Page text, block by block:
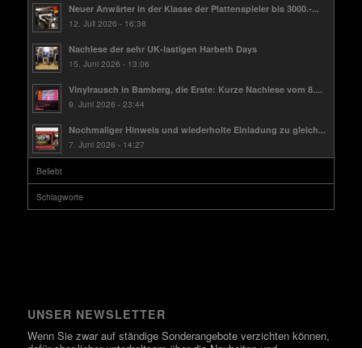
Neuer Anwärter in der Klasse der Plattenspieler bis 3000.-...
12. Juli 2026 - 16:38
Nachlese der sehr UK-lastigen Harbeth Days
15. Juni 2026 - 13:06
Vinylrausch in Bamberg, die Erste: Kurze Nachlese vom 8....
9. Juni 2026 - 23:44
Nochmaliger Hinweis und wiederholte Einladung zu gleich...
7. Juni 2026 - 14:27
Beliebt
Schlagworte
UNSER NEWSLETTER
Wenn Sie zwar auf ständige Sonderangebote verzichten können,